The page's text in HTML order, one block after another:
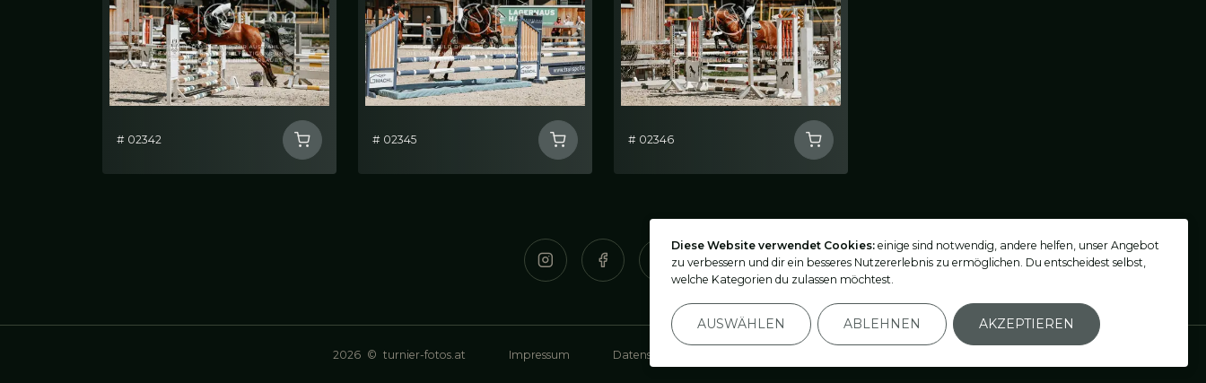
# 02342 # 02345 # 02346
2026 © turnier-fotos.at Impressum Datenschutz
Diese Website verwendet Cookies: einige sind notwendig, andere helfen, unser Angebot
zu verbessern und dir ein besseres Nutzererlebnis zu ermöglichen. Du entscheidest selbst,
welche Kategorien du zulassen möchtest.
AUSWÄHLEN ABLEHNEN AKZEPTIEREN